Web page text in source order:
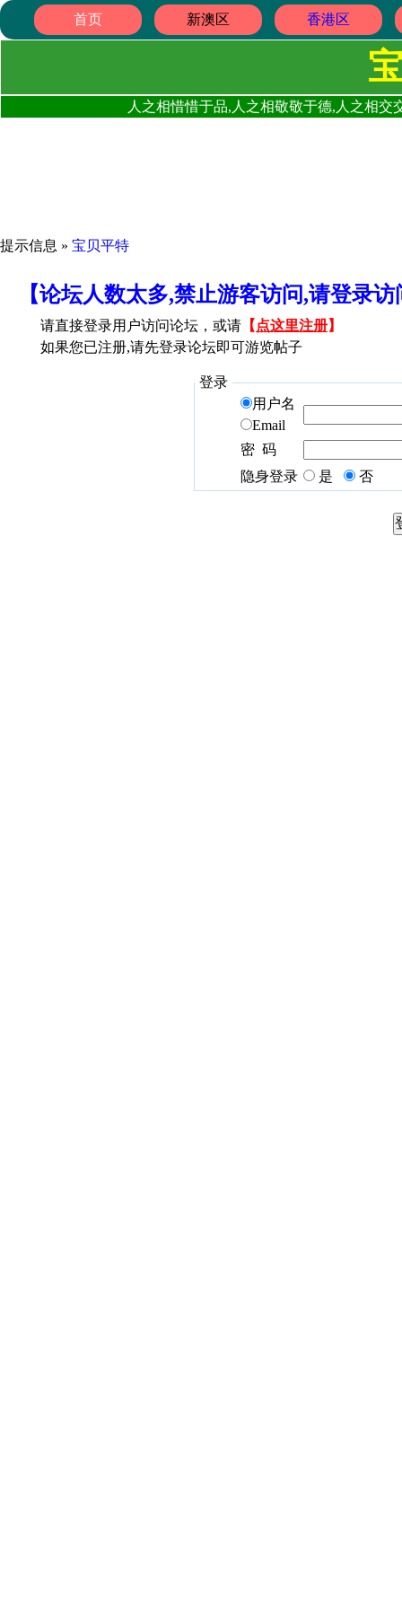
首页 新澳区 香港区
人之相惜惜于品,人之相敬敬于德,人之相
提示信息 » 宝贝平特
【论坛人数太多,禁止游客访问,请登录
请直接登录用户访问论坛，或请 【 点这里注册】
如果您已注册,请先登录论坛即可游览帖子
登录
用户名
Email
密 码
隐身登录
是 否